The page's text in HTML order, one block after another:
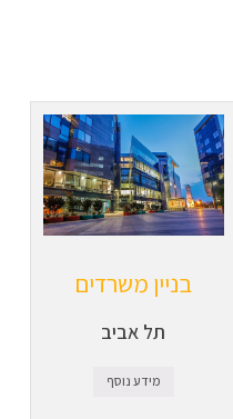
בניין משרדים
תל אביב
מידע נוסף